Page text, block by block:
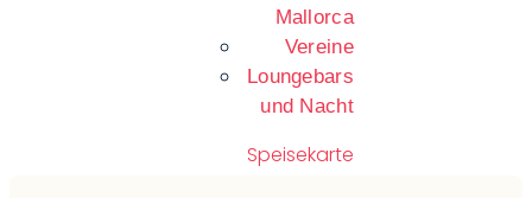
Mallorca
Vereine
Loungebars
und Nacht
Speisekarte